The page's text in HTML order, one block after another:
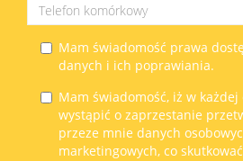
Mam świadomość prawa
danych i ich poprawiania.
Mam świadomość, iż w
wystąpić o zaprzestanie
przeze mnie danych
marketingowych, co